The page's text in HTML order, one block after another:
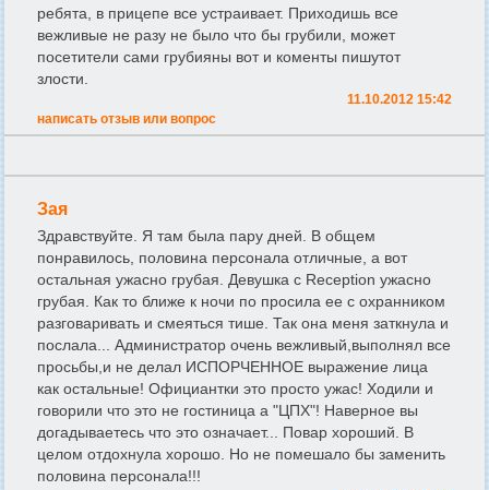
ребята, в прицепе все устраивает. Приходишь все
вежливые не разу не было что бы грубили, может
посетители сами грубияны вот и коменты пишутот
злости.
11.10.2012 15:42
написать отзыв или вопрос
Зая
Здравствуйте. Я там была пару дней. В общем
понравилось, половина персонала отличные, а вот
остальная ужасно грубая. Девушка с Reception ужасно
грубая. Как то ближе к ночи по просила ее с охранником
разговаривать и смеяться тише. Так она меня заткнула и
послала... Администратор очень вежливый,выполнял все
просьбы,и не делал ИСПОРЧЕННОЕ выражение лица
как остальные! Официантки это просто ужас! Ходили и
говорили что это не гостиница а "ЦПХ"! Наверное вы
догадываетесь что это означает... Повар хороший. В
целом отдохнула хорошо. Но не помешало бы заменить
половина персонала!!!